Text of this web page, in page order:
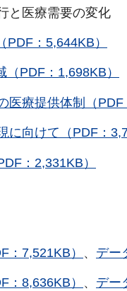
医療需要の変化
PDF：5,644KB）
PDF：1,698KB）
療提供体制（PDF
に向けて（PDF：
：2,331KB）
：7,521KB） 、 デー
：8,636KB） 、 デー